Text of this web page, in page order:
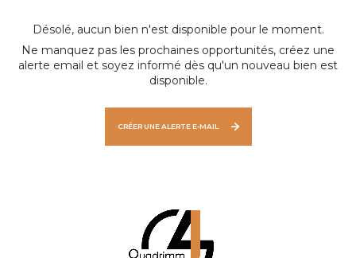
Désolé, aucun bien n'est disponible pour le moment.
Ne manquez pas les prochaines opportunités, créez une
alerte email et soyez informé dès qu'un nouveau bien est
disponible.
CRÉER UNE ALERTE E-MAIL